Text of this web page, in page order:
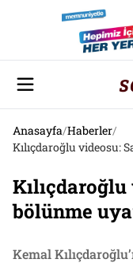
Anasayfa/Haberler/
Kılıçdaroğlu videosu:
Kılıçdaroğlu
bölünme
Kemal